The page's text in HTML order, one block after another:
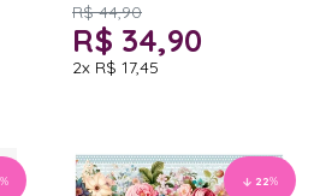
R$ 44,90
R$ 34,90
2x R$ 17,45
% 22%